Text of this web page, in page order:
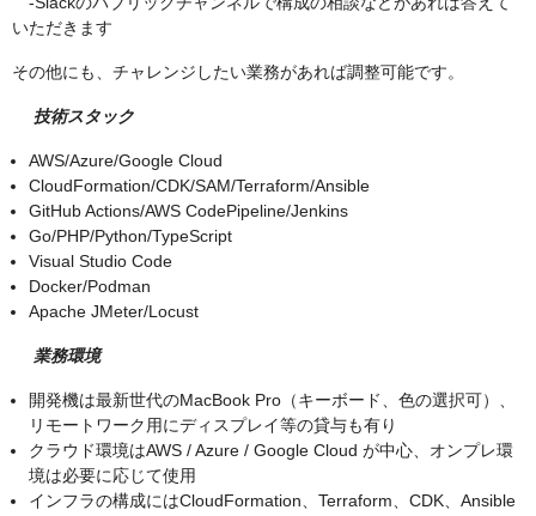
いただきます
その他にも、チャレンジしたい業務があれば調整可能です。
技術スタック
AWS/Azure/Google Cloud
CloudFormation/CDK/SAM/Terraform/Ansible
GitHub Actions/AWS CodePipeline/Jenkins
Go/PHP/Python/TypeScript
Visual Studio Code
Docker/Podman
Apache JMeter/Locust
業務環境
開発機は最新世代のMacBook Pro（キーボード、色の選択可）、
リモートワーク用にディスプレイ等の貸与も有り
クラウド環境はAWS / Azure / Google Cloud が中心、オンプレ環
境は必要に応じて使用
インフラの構成にはCloudFormation、Terraform、CDK、Ansible